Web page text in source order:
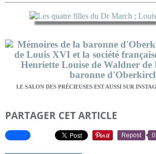
LE SALON DES PRÉCIEUSES EST AUSSI SUR
PARTAGER CET ARTICLE
Repost 0